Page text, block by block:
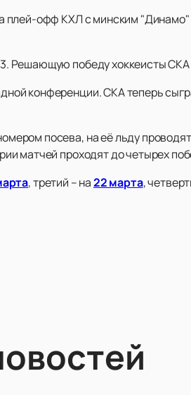
плей-офф КХЛ с минским
Решающую победу хоккеисты
конференции. СКА теперь
посева, на её льду
матчей проходят до четырех
, третий – на22 марта,